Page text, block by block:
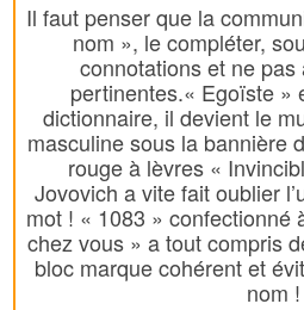
Il faut penser que la
nom », le compléter,
connotations et ne
pertinentes.« Egoïste »
dictionnaire, il devient le
masculine sous la bannière
rouge à lèvres «
Jovovich a vite fait oublier
mot ! « 1083 » confectionné
chez vous » a tout compris
bloc marque cohérent et
nom !